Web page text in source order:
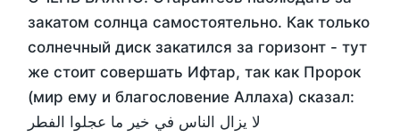
закатом солнца самостоятельно. Как только
солнечный диск закатился за горизонт - тут
же стоит совершать Ифтар, так как Пророк
(мир ему и благословение Аллаха) сказал:
لا يزال الناس في خير ما عجلوا الفطر